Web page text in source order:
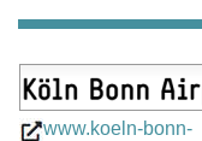
www.koeln-bonn-